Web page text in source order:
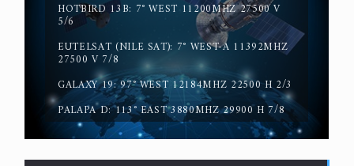
المفهوم الحقيقي للجهاد الإسلامي..
HOTBIRD 13B: 7° WEST 11200MHZ 27500 V
5/6
EUTELSAT (NILE SAT): 7° WEST-A 11392MHZ
27500 V 7/8
GALAXY 19: 97° WEST 12184MHZ 22500 H 2/3
PALAPA D: 113° EAST 3880MHZ 29900 H 7/8